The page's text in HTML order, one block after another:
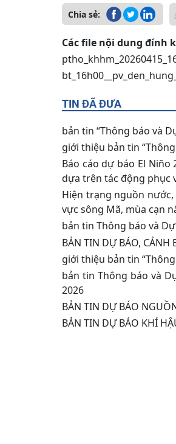
Chia sẻ:
Các file nội dung đính
TIN ĐÃ ĐƯA
bản tin “Thông báo và
giới thiệu bản tin
Báo cáo dự báo El
dựa trên tác động phục
Hiện trạng nguồn
vực sông Mã, mùa cạn
bản tin Thông báo và
BẢN TIN DỰ BÁO,
giới thiệu bản tin
bản tin Thông báo và
2026
BẢN TIN DỰ BÁO
BẢN TIN DỰ BÁO KHÍ